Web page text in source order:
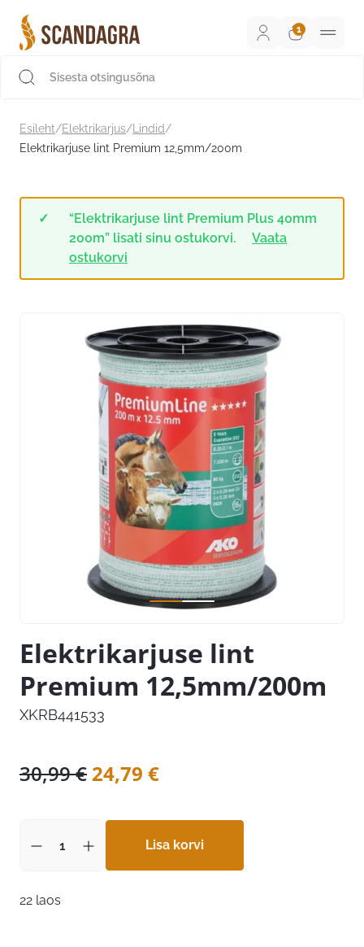
sisu
juurde
Esileht/Elektrikarjus/ Lindid/
Elektrikarjuse lint Premium 12,5mm/200m
“Elektrikarjuse lint Premium Plus 40mm
200m” lisati sinu ostukorvi.
Vaata
ostukorvi
Elektrikarjuse lint
Premium 12,5mm/200m
XKRB441533
30,99€ Algne
oli:
30,99 €.
24,79 €Praegune
on:
24,79 €.
Lisa korvi
22 laos